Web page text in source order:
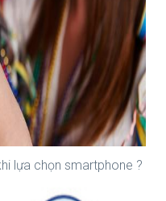
lựa chọn smartphone ?